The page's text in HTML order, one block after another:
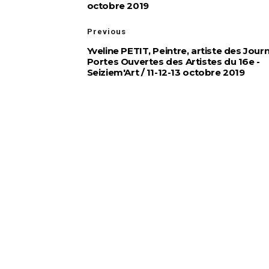
octobre 2019
Previous
Yveline PETIT, Peintre, artiste des
Portes Ouvertes des Artistes du 16e -
Seiziem'Art / 11-12-13 octobre 2019